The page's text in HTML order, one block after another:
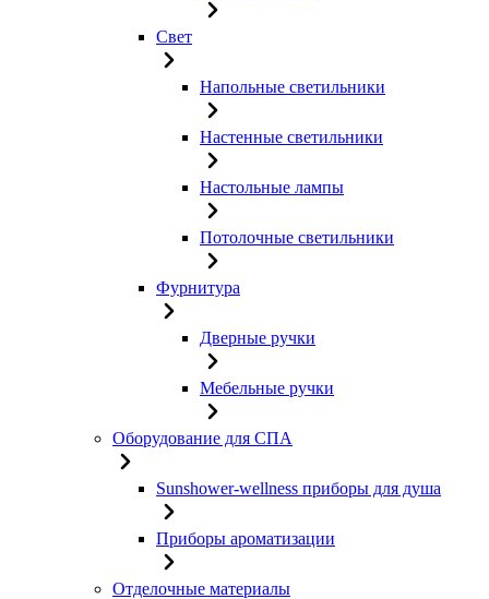
Свет
Напольные светильники
Настенные светильники
Настольные лампы
Потолочные светильники
Фурнитура
Дверные ручки
Мебельные ручки
Оборудование для СПА
Sunshower-wellness приборы для душа
Приборы ароматизации
Отделочные материалы